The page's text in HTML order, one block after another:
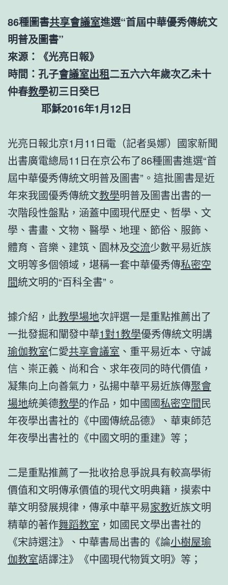
86種圖書共享會議室進選“首屆中華優秀傳統文
明普及圖書”
來源：《光亮日報》
時間：孔子會議室出租二五六六年歲次乙未十
仲春教學初三日癸巳
耶穌2016年1月12日
光亮日報北京1月11日電（記者吳娜）國家新聞
出書廣電總局11日在京公布了86種圖書進選“首
屆中華優秀傳統文明普及圖書”。這批圖書是近
年來我國優秀傳統文教學明普及圖書出書的一
次階段性盤點，涵蓋中國現代歷史、哲學、文
學、書畫、文物、醫學、地理、節俗、服飾、
體育、音樂、建筑、園林及交流少數平易近族
文明等多個領域，堪稱一套中華優秀傳私密空
間統文明的“百科全書”。
據介紹，此教學場地次評選一是重點推薦出了
一批發掘和闡發中華1對1教學優秀傳統文明講
瑜伽教室仁愛共享會議室 、重平易近本、守誠
信、崇正義、尚和合、求年夜同的時代價值，
凝集向上向善氣力，弘揚中華平易近族傳聚會
場地統美德教學的作品，如中國國私密空間民
年夜學出書社的《中國傳統品德》、華東師范
年夜學出書社的《中國文明的重建》等；
二是重點推薦了一批收拾息爭說具有較高學術
價值和文明傳承價值的現代文明典籍，摸索中
華文明發展規律，傳承中華平易家教近族文明
精華的著作舞蹈教室 ，如國民文學出書社的
《宋詩選注》、中華書局出書的《論小樹屋瑜
伽教室語譯注》《中國現代物質文明》等；